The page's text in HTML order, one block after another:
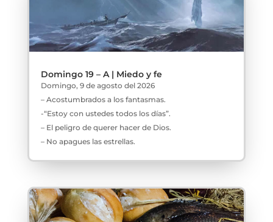
Domingo 19 – A | Miedo y fe
Domingo, 9 de agosto del 2026
– Acostumbrados a los fantasmas.
-“Estoy con ustedes todos los días”.
– El peligro de querer hacer de Dios.
– No apagues las estrellas.